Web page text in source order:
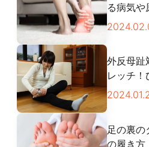
る病気や
外反母趾
レッチ！
足の裏の
の履き方